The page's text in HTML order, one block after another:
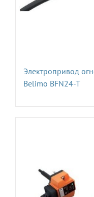
Электропривод
Belimo BFN24-T